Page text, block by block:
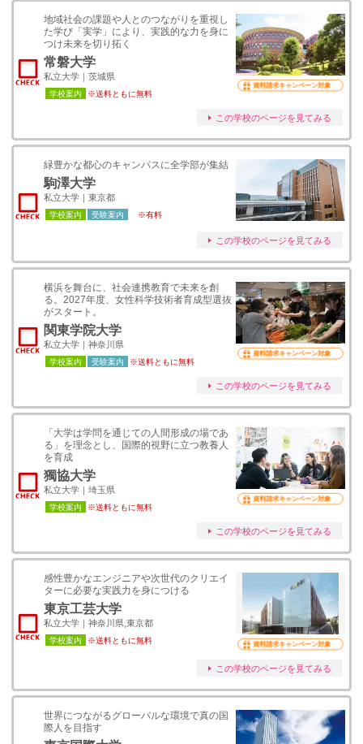
地域社会の課題や人とのつながりを重視し
た学び「実学」により、実践的な力を身に
つけ未来を切り拓く
常磐大学
私立大学｜茨城県
学校案内 ※送料ともに無料
資料請求キャンペーン対象
この学校のページを見てみる
緑豊かな都心のキャンパスに全学部が集結
駒澤大学
私立大学｜東京都
学校案内 受験案内 ※有料
この学校のページを見てみる
横浜を舞台に、社会連携教育で未来を創
る。2027年度、女性科学技術者育成型選抜
がスタート。
関東学院大学
私立大学｜神奈川県
学校案内 受験案内 ※送料ともに無料
資料請求キャンペーン対象
この学校のページを見てみる
「大学は学問を通じての人間形成の場であ
る」を理念とし、国際的視野に立つ教養人
を育成
獨協大学
私立大学｜埼玉県
学校案内 ※送料ともに無料
資料請求キャンペーン対象
この学校のページを見てみる
感性豊かなエンジニアや次世代のクリエイ
ターに必要な実践力を身につける
東京工芸大学
私立大学｜神奈川県,東京都
学校案内 ※送料ともに無料 資料請求キャンペーン対象
この学校のページを見てみる
世界につながるグローバルな環境で真の国
際人を目指す